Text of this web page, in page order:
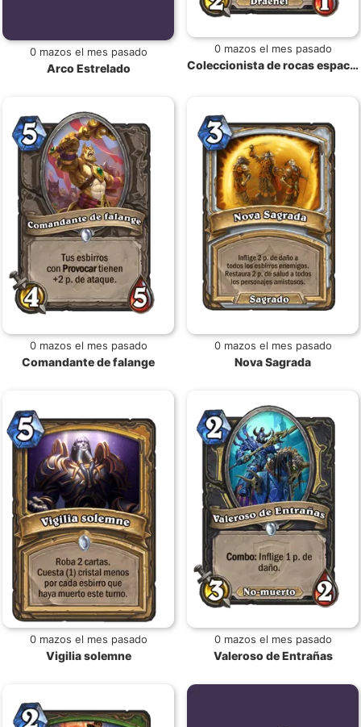
0 mazos el mes pasado
Arco Estrelado
0 mazos el mes pasado
Coleccionista de rocas espaciales
0 mazos el mes pasado
Comandante de falange
0 mazos el mes pasado
Nova Sagrada
0 mazos el mes pasado
Vigilia solemne
0 mazos el mes pasado
Valeroso de Entrañas